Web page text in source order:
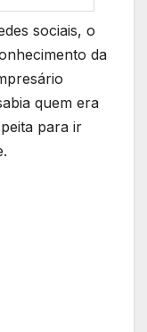
sociais, o
da
quem era
para ir